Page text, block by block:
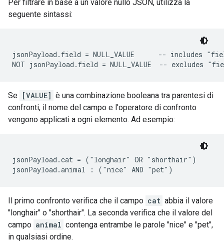
Per filtrare in base a un valore nullo JSON, utilizza la
seguente sintassi:
jsonPayload.field = NULL_VALUE      -- includes
Se [VALUE] è una combinazione booleana tra parentesi di
confronti, il nome del campo e l'operatore di confronto
vengono applicati a ogni elemento. Ad esempio:
jsonPayload.cat = ("longhair" OR "shorthair")
Il primo confronto verifica che il campo cat abbia il valore
"longhair" o "shorthair". La seconda verifica che il valore del
campo animal contenga entrambe le parole "nice" e "pet",
in qualsiasi ordine.